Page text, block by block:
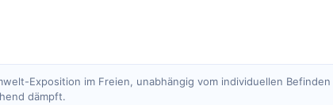
Exposition im Freien, unabhängig vom individuellen
dämpft.